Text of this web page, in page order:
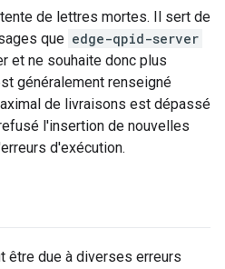
de lettres mortes. Il sert de
que edge-qpid-server
et ne souhaite donc plus
généralement renseigné
de livraisons est dépassé
l'insertion de nouvelles
d'exécution.
être due à diverses erreurs